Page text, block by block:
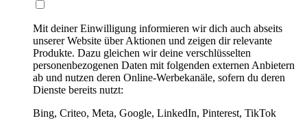
Mit deiner Einwilligung informieren wir dich auch abseits
unserer Website über Aktionen und zeigen dir relevante
Produkte. Dazu gleichen wir deine verschlüsselten
personenbezogenen Daten mit folgenden externen Anbietern
ab und nutzen deren Online-Werbekanäle, sofern du deren
Dienste bereits nutzt:
Bing, Criteo, Meta, Google, LinkedIn, Pinterest, TikTok